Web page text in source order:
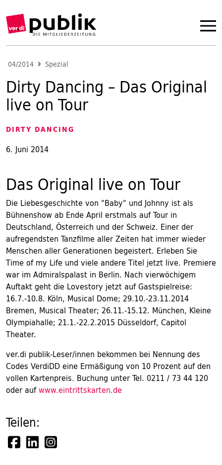
04/2014 Spezial
Dirty Dancing – Das Original
live on Tour
DIRTY DANCING
6. Juni 2014
Das Original live on Tour
Die Liebesgeschichte von "Baby" und Johnny ist als
Bühnenshow ab Ende April erstmals auf Tour in
Deutschland, Österreich und der Schweiz. Einer der
aufregendsten Tanzfilme aller Zeiten hat immer wieder
Menschen aller Generationen begeistert. Erleben Sie
Time of my Life und viele andere Titel jetzt live. Premiere
war im Admiralspalast in Berlin. Nach vierwöchigem
Auftakt geht die Lovestory jetzt auf Gastspielreise:
16.7.-10.8. Köln, Musical Dome; 29.10.-23.11.2014
Bremen, Musical Theater; 26.11.-15.12. München, Kleine
Olympiahalle; 21.1.-22.2.2015 Düsseldorf, Capitol
Theater.
ver.di publik-Leser/innen bekommen bei Nennung des
Codes VerdiDD eine Ermäßigung von 10 Prozent auf den
vollen Kartenpreis. Buchung unter Tel. 0211 / 73 44 120
oder aufwww.eintrittskarten.de
Teilen: